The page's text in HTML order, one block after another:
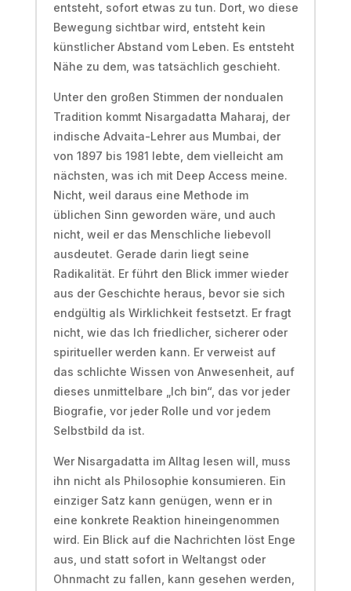
entsteht, sofort etwas zu tun. Dort, wo diese
Bewegung sichtbar wird, entsteht kein
künstlicher Abstand vom Leben. Es entsteht
Nähe zu dem, was tatsächlich geschieht.
Unter den großen Stimmen der nondualen
Tradition kommt Nisargadatta Maharaj, der
indische Advaita-Lehrer aus Mumbai, der
von 1897 bis 1981 lebte, dem vielleicht am
nächsten, was ich mit Deep Access meine.
Nicht, weil daraus eine Methode im
üblichen Sinn geworden wäre, und auch
nicht, weil er das Menschliche liebevoll
ausdeutet. Gerade darin liegt seine
Radikalität. Er führt den Blick immer wieder
aus der Geschichte heraus, bevor sie sich
endgültig als Wirklichkeit festsetzt. Er fragt
nicht, wie das Ich friedlicher, sicherer oder
spiritueller werden kann. Er verweist auf
das schlichte Wissen von Anwesenheit, auf
dieses unmittelbare „Ich bin“, das vor jeder
Biografie, vor jeder Rolle und vor jedem
Selbstbild da ist.
Wer Nisargadatta im Alltag lesen will, muss
ihn nicht als Philosophie konsumieren. Ein
einziger Satz kann genügen, wenn er in
eine konkrete Reaktion hineingenommen
wird. Ein Blick auf die Nachrichten löst Enge
aus, und statt sofort in Weltangst oder
Ohnmacht zu fallen, kann gesehen werden,